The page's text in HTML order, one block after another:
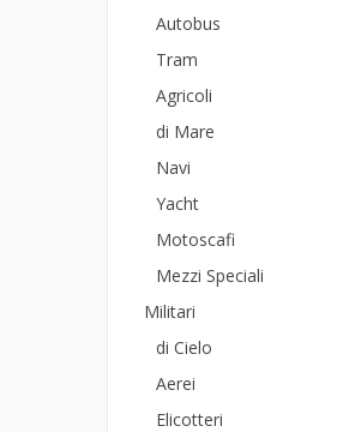
Autobus
Tram
Agricoli
di Mare
Navi
Yacht
Motoscafi
Mezzi Speciali
Militari
di Cielo
Aerei
Elicotteri